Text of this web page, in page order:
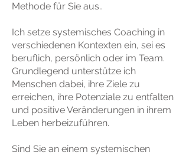
Methode für Sie aus..
Ich setze systemisches Coaching in
verschiedenen Kontexten ein, sei es
beruflich, persönlich oder im Team.
Grundlegend unterstütze ich
Menschen dabei, ihre Ziele zu
erreichen, ihre Potenziale zu entfalten
und positive Veränderungen in ihrem
Leben herbeizuführen.
Sind Sie an einem systemischen